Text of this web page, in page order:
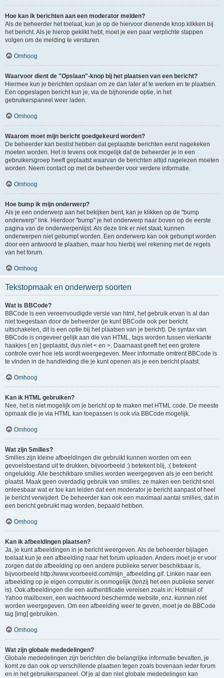
Hoe kan ik berichten aan een moderator melden?
Als de beheerder het toelaat, kun je op de hiervoor dienende knop klikken bij
het bericht. Als je hierop geklikt hebt, moet je een paar verplichte stappen
volgen om de melding te versturen.
Omhoog
Waarvoor dient de "Opslaan"-knop bij het plaatsen van een bericht?
Hiermee kun je berichten opslaan om ze dan later af te werken en te plaatsen.
Een opgeslagen bericht kun je, via de bijhorende optie, in het
gebruikerspaneel weer laden.
Omhoog
Waarom moet mijn bericht goedgekeurd worden?
De beheerder kan beslist hebben dat geplaatste berichten eerst nagekeken
moeten worden. Het is tevens ook mogelijk dat de beheerder je in een
gebruikersgroep heeft geplaatst waarvan de berichten altijd nagelezen moeten
worden. Neem contact op met de beheerder voor verdere informatie.
Omhoog
Hoe bump ik mijn onderwerp?
Als je een onderwerp aan het bekijken bent, kan je klikken op de "bump
onderwerp" link. Hierdoor "bump" je het onderwerp naar boven op de eerste
pagina van de onderwerpenlijst. Als deze link er niet staat, kunnen
onderwerpen niet gebumpt worden. Een onderwerp kan ook gebumpt worden
door een antwoord te plaatsen, maar hou hierbij wel rekening met de regels
van het forum.
Omhoog
Tekstopmaak en onderwerp soorten
Wat is BBCode?
BBCode is een vereenvoudigde versie van html, het gebruik ervan is al dan
niet toegestaan door de beheerder (je kunt BBCode ook per bericht
uitschakelen, dit is een optie bij het plaatsen van je bericht). De syntax van
BBCode is ongeveer gelijk aan die van HTML, tags worden tussen vierkante
haakjes [ en ] geplaatst, dus niet < en >. Daarnaast geeft het een grotere
controle over hoe iets wordt weergegeven. Meer informatie omtrent BBCode is
te vinden in de handleiding die je kunt openen als je een bericht plaatst.
Omhoog
Kan ik HTML gebruiken?
Nee, het is niet mogelijk om je bericht op te maken met HTML code. De meeste
opmaak die je via HTML kan toepassen is ook via BBCode mogelijk.
Omhoog
Wat zijn Smilies?
Smilies zijn kleine afbeeldingen die gebruikt kunnen worden om een
gevoelstoestand uit te drukken, bijvoorbeeld :) betekent blij, :( betekent
ongelukkig. Alle beschikbare smilies worden weergegeven als je een bericht
plaatst. Maak geen overdadig gebruik van smilies, ze maken een bericht snel
onleesbaar wat er toe kan leiden dat een moderator je bericht aanpast of heel
je bericht verwijdert. De beheerder kan ook een maximaal aantal smilies, dat in
een bericht gebruikt mag worden, bepaald hebben.
Omhoog
Kan ik afbeeldingen plaatsen?
Ja, je kunt afbeeldingen in je bericht weergeven. Als de beheerder bijlagen
toelaat kun je een afbeelding naar het forum uploaden. Anders moet je er voor
zorgen dat de afbeelding op een andere publieke server beschikbaar is,
bijvoorbeeld http://www.voorbeeld.com/mijn_afbeelding.gif. Linken naar een
afbeelding op je eigen computer is onmogelijk (tenzij het een publieke server
is). Ook afbeeldingen die een authentificatie vereisen zoals in: Hotmail of
Yahoo mailboxen, een wachtwoord beschermde website, enz. kunnen niet
worden weergegeven. Om een afbeelding weer te geven, moet je de BBCode
tag [img] gebruiken.
Omhoog
Wat zijn globale mededelingen?
Globale mededelingen zijn berichten die belangrijke informatie bevatten, je
komt ze dan ook op verschillende plaatsen tegen zoals bovenaan ieder forum
en in het gebruikerspaneel. Of je al dan niet globale mededelingen kan